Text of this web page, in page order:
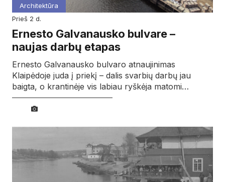
Architektūra
prieš 2 d.
Ernesto Galvanausko bulvare –
naujas darbų etapas
Ernesto Galvanausko bulvaro atnaujinimas
Klaipėdoje juda į priekį – dalis svarbių darbų jau
baigta, o krantinėje vis labiau ryškėja matomi…